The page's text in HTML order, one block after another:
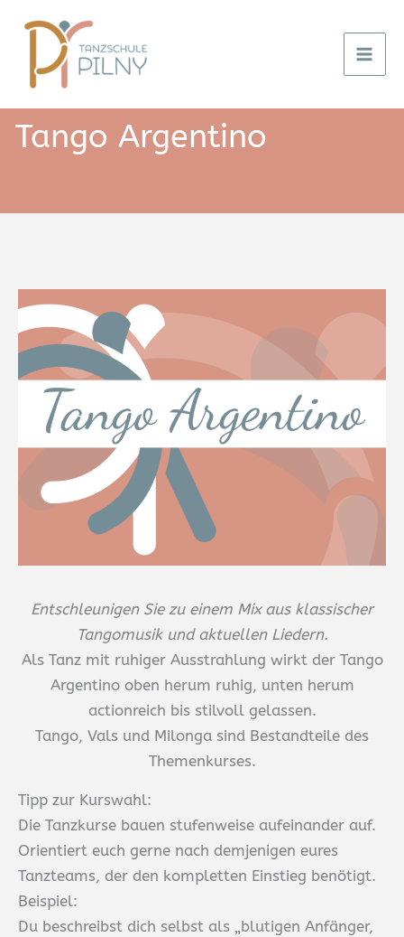
Inhalt
springen
Tango Argentino
Entschleunigen Sie zu einem Mix aus klassischer
Tangomusik und aktuellen Liedern.
Als Tanz mit ruhiger Ausstrahlung wirkt der Tango
Argentino oben herum ruhig, unten herum
actionreich bis stilvoll gelassen.
Tango, Vals und Milonga sind Bestandteile des
Themenkurses.
Tipp zur Kurswahl:
Die Tanzkurse bauen stufenweise aufeinander auf.
Orientiert euch gerne nach demjenigen eures
Tanzteams, der den kompletten Einstieg benötigt.
Beispiel:
Du beschreibst dich selbst als „blutigen Anfänger,